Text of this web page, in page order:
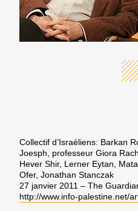
Collectif d’Israéliens: Barkan
Joesph, professeur Giora
Hever Shir, Lerner Eytan,
Ofer, Jonathan Stanczak
27 janvier 2011 – The
http://www.info-palestine.net/